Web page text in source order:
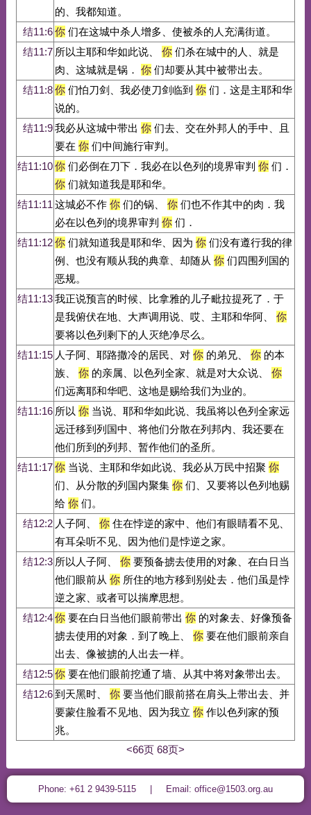
的、我都知道。
结11:6你们在这城中杀人增多、使被杀的人充满街道。
结11:7 所以主耶和华如此说、 你们杀在城中的人、就是
肉、这城就是锅． 你们却要从其中被带出去。
结11:8你们怕刀剑、我必使刀剑临到 你们．这是主耶和华
说的。
结11:9我必从这城中带出 你们去、交在外邦人的手中、且
要在 你们中间施行审判。
结11:10你们必倒在刀下．我必在以色列的境界审判 你们．
你们就知道我是耶和华。
结11:11 这城必不作 你们的锅、 你们也不作其中的肉．我
必在以色列的境界审判 你们．
结11:12你们就知道我是耶和华、因为 你们没有遵行我的律
例、也没有顺从我的典章、却随从 你们四围列国的
恶规。
结11:13我正说预言的时候、比拿雅的儿子毗拉提死了．于
是我俯伏在地、大声调用说、哎、主耶和华阿、
你
要将以色列剩下的人灭绝净尽么。
结11:15 人子阿、耶路撒冷的居民、对 你的弟兄、 你的本
族、
你的亲属、以色列全家、就是对大众说、
你
们远离耶和华吧、这地是赐给我们为业的。
结11:16 所以 你当说、耶和华如此说、我虽将以色列全家远
远迁移到列国中、将他们分散在列邦内、我还要在
他们所到的列邦、暂作他们的圣所。
结11:17你当说、主耶和华如此说、我必从万民中招聚 你
们、从分散的列国内聚集 你们、又要将以色列地赐
给 你们。
结12:2 人子阿、 你住在悖逆的家中、他们有眼睛看不见、
有耳朵听不见、因为他们是悖逆之家。
结12:3 所以人子阿、 你要预备掳去使用的对象、在白日当
他们眼前从 你所住的地方移到别处去．他们虽是悖
逆之家、或者可以揣摩思想。
结12:4你要在白日当他们眼前带出 你的对象去、好像预备
掳去使用的对象．到了晚上、
你要在他们眼前亲自
出去、像被掳的人出去一样。
结12:5你要在他们眼前挖通了墙、从其中将对象带出去。
结12:6到天黑时、 你要当他们眼前搭在肩头上带出去、并
要蒙住脸看不见地、因为我立 你作以色列家的预
兆。
<66页 68页>
Phone: +61 2 9439-5115 | Email: office@1503.org.au